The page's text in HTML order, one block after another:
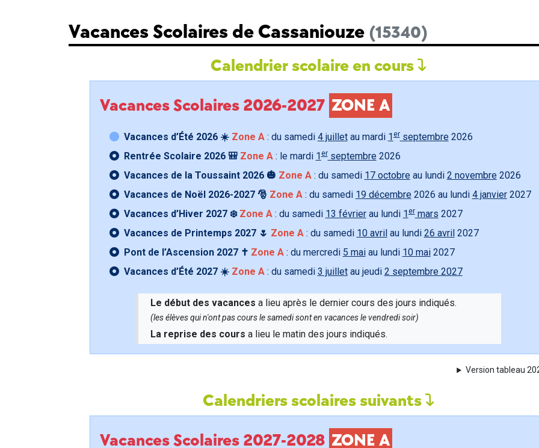
Vacances Scolaires de Cassaniouze (15340)
Calendrier scolaire en cours
Vacances Scolaires 2026-2027 ZONE A
Vacances d’Été 2026 ☀️ Zone A: du samedi 4 juilletau mardi 1 erseptembre 2026
Rentrée Scolaire 2026 🎒 Zone A: le mardi 1erseptembre 2026
Vacances de la Toussaint 2026 🎃 Zone A: du samedi 17 octobre au lundi 2 novembre 2026
Vacances de Noël 2026-2027 🎅 Zone A: du samedi 19 décembre 2026 au lundi 4 janvier2027
Vacances d’Hiver 2027 ❄️ Zone A: du samedi 13 févrierau lundi 1ermars 2027
Vacances de Printemps 2027 🌷 Zone A: du samedi 10 avril au lundi 26 avril 2027
Pont de l’Ascension 2027 ✝️ Zone A: du mercredi 5 maiau lundi 10 mai2027
Vacances d’Été 2027 ☀️ Zone A: du samedi 3 juilletau jeudi 2 septembre 2027
Le début des vacances a lieu après le dernier cours des jours indiqués.
(les élèves qui n'ont pas cours le samedi sont en vacances le vendredi soir)
La reprise des cours a lieu le matin des jours indiqués.
Version tableau
Calendriers scolaires suivants
Vacances Scolaires 2027-2028 ZONE A